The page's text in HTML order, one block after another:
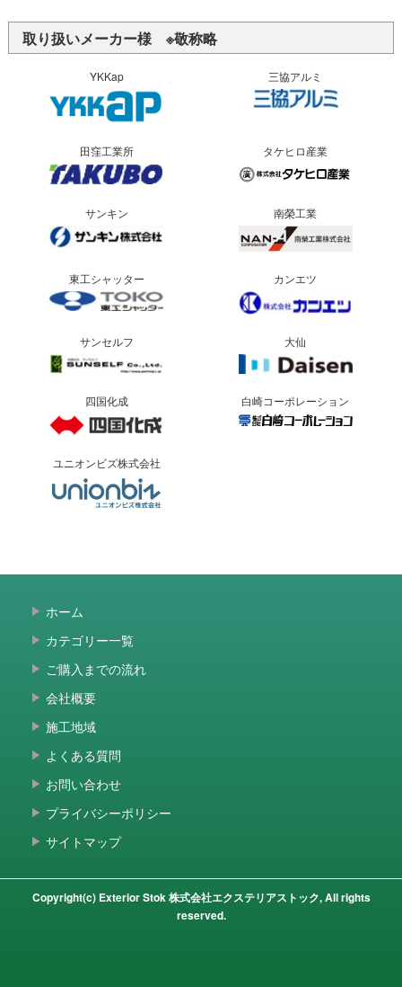
取り扱いメーカー様 ※敬称略
YKKap 三協アルミ
田窪工業所 タケヒロ産業
サンキン 南榮工業
東工シャッター カンエツ
サンセルフ 大仙
四国化成 白崎コーポレーション
ユニオンビズ株式会社
ホーム
カテゴリー一覧
ご購入までの流れ
会社概要
施工地域
よくある質問
お問い合わせ
プライバシーポリシー
サイトマップ
Copyright(c) Exterior Stok 株式会社エクステリアストック, All rights
reserved.